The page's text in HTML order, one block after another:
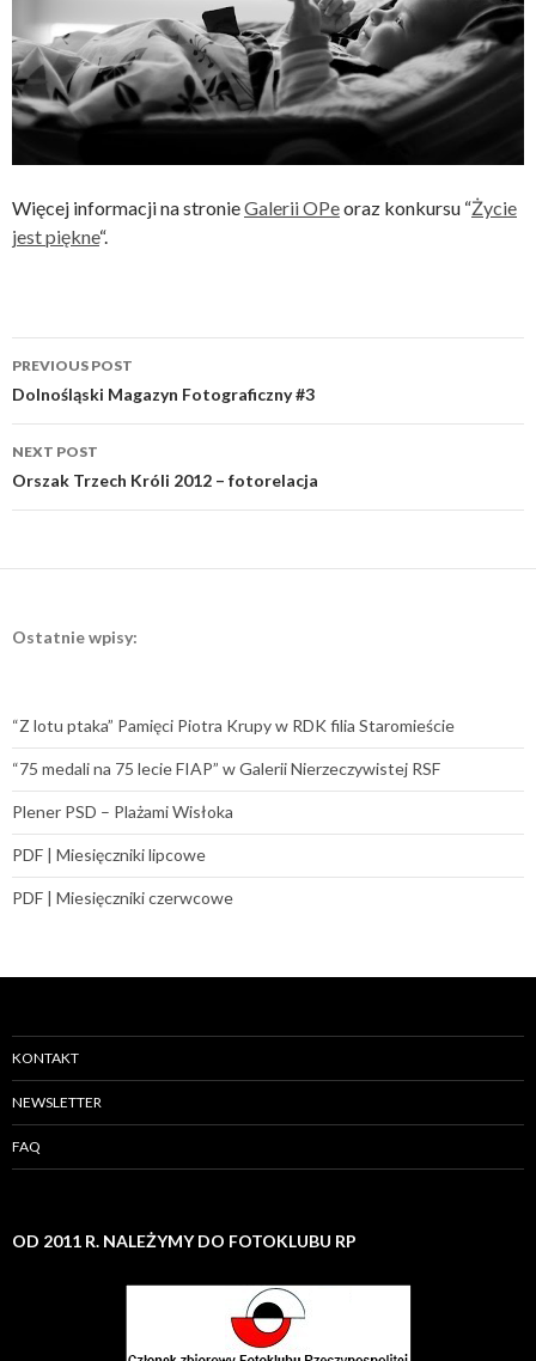
Więcej informacji na stronieGalerii OPeoraz konkursu “Życie
jest piękne“.
Post
navigation
PREVIOUS POST
Dolnośląski Magazyn Fotograficzny #3
NEXT POST
Orszak Trzech Króli 2012 – fotorelacja
Ostatnie wpisy:
“Z lotu ptaka” Pamięci Piotra Krupy w RDK filia Staromieście
“75 medali na 75 lecie FIAP” w Galerii Nierzeczywistej RSF
Plener PSD – Plażami Wisłoka
PDF | Miesięczniki lipcowe
PDF | Miesięczniki czerwcowe
KONTAKT
NEWSLETTER
FAQ
OD 2011 R. NALEŻYMY DO FOTOKLUBU RP